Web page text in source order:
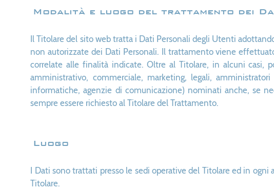
Modalità e luogo del trattamento dei
Il Titolare del sito web tratta i Dati Personali degli Utenti
non autorizzate dei Dati Personali. Il trattamento viene
correlate alle finalità indicate. Oltre al Titolare, in alcuni casi,
amministrativo, commerciale, marketing, legali,
informatiche, agenzie di comunicazione) nominati anche, se
sempre essere richiesto al Titolare del Trattamento.
Luogo
I Dati sono trattati presso le sedi operative del Titolare ed in
Titolare.